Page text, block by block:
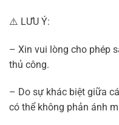
⚠️ LƯU Ý:
– Xin vui lòng cho phép
thủ công.
– Do sự khác biệt giữa
có thể không phản ánh